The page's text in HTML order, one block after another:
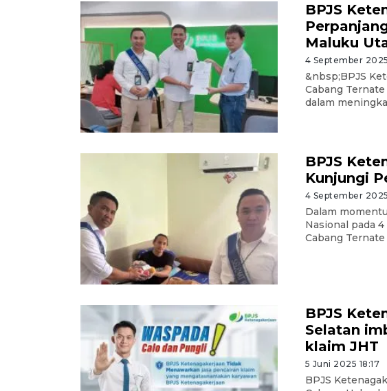
BPJS
Maluku
4 September 2025
&nbsp;BPJS
Cabang
dalam
BPJS
Kunjungi
4 September
Dalam
Nasional pada
Cabang
BPJS
Selatan
klaim JHT
5 Juni 2025 18:17
BPJS